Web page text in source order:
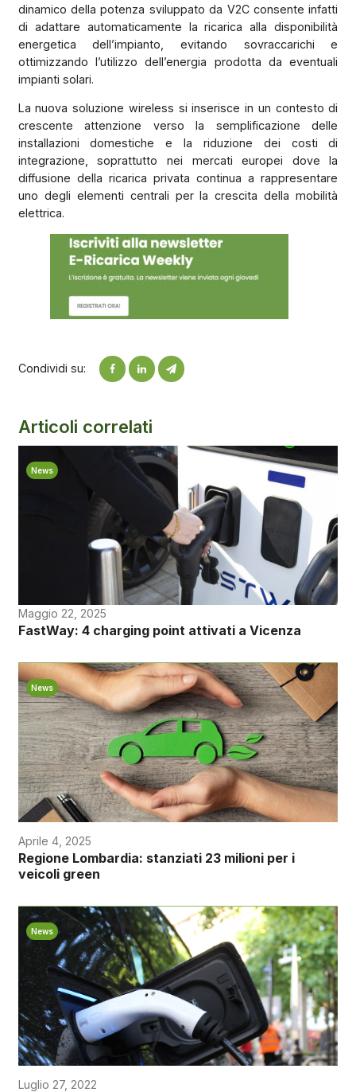
dinamico della potenza sviluppato da V2C consente infatti
di adattare automaticamente la ricarica alla disponibilità
energetica dell’impianto, evitando sovraccarichi e
ottimizzando l’utilizzo dell’energia prodotta da eventuali
impianti solari.
La nuova soluzione wireless si inserisce in un contesto di
crescente attenzione verso la semplificazione delle
installazioni domestiche e la riduzione dei costi di
integrazione, soprattutto nei mercati europei dove la
diffusione della ricarica privata continua a rappresentare
uno degli elementi centrali per la crescita della mobilità
elettrica.
Condividi su:
Articoli correlati
News
Maggio 22, 2025
FastWay: 4 charging point attivati a Vicenza
News
Aprile 4, 2025
Regione Lombardia: stanziati 23 milioni per i
veicoli green
News
Luglio 27, 2022